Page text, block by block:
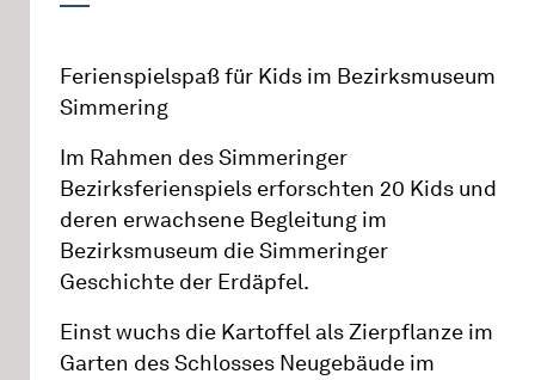
Ferienspielspaß für Kids im Bezirksmuseum
Simmering
Im Rahmen des Simmeringer
Bezirksferienspiels erforschten 20 Kids und
deren erwachsene Begleitung im
Bezirksmuseum die Simmeringer
Geschichte der Erdäpfel.
Einst wuchs die Kartoffel als Zierpflanze im
Garten des Schlosses Neugebäude im